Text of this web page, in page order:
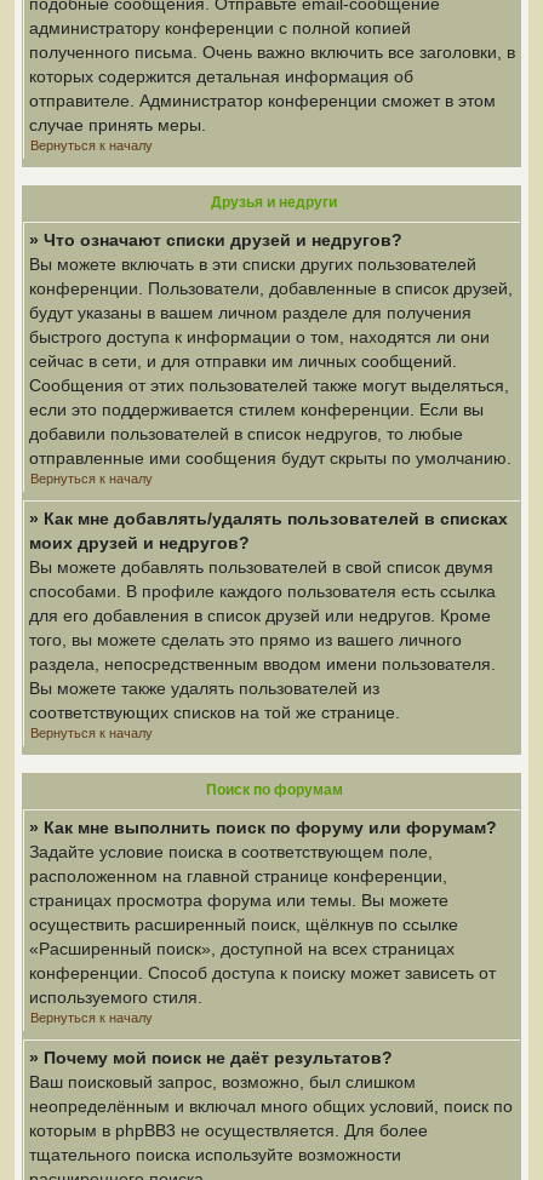
администратору конференции с полной копией
полученного письма. Очень важно включить все заголовки, в
которых содержится детальная информация об
отправителе. Администратор конференции сможет в этом
случае принять меры.
Вернуться к началу
Друзья и недруги
» Что означают списки друзей и недругов?
Вы можете включать в эти списки других пользователей
конференции. Пользователи, добавленные в список друзей,
будут указаны в вашем личном разделе для получения
быстрого доступа к информации о том, находятся ли они
сейчас в сети, и для отправки им личных сообщений.
Сообщения от этих пользователей также могут выделяться,
если это поддерживается стилем конференции. Если вы
добавили пользователей в список недругов, то любые
отправленные ими сообщения будут скрыты по умолчанию.
Вернуться к началу
» Как мне добавлять/удалять пользователей в списках
моих друзей и недругов?
Вы можете добавлять пользователей в свой список двумя
способами. В профиле каждого пользователя есть ссылка
для его добавления в список друзей или недругов. Кроме
того, вы можете сделать это прямо из вашего личного
раздела, непосредственным вводом имени пользователя.
Вы можете также удалять пользователей из
соответствующих списков на той же странице.
Вернуться к началу
Поиск по форумам
» Как мне выполнить поиск по форуму или форумам?
Задайте условие поиска в соответствующем поле,
расположенном на главной странице конференции,
страницах просмотра форума или темы. Вы можете
осуществить расширенный поиск, щёлкнув по ссылке
«Расширенный поиск», доступной на всех страницах
конференции. Способ доступа к поиску может зависеть от
используемого стиля.
Вернуться к началу
» Почему мой поиск не даёт результатов?
Ваш поисковый запрос, возможно, был слишком
неопределённым и включал много общих условий, поиск по
которым в phpBB3 не осуществляется. Для более
тщательного поиска используйте возможности